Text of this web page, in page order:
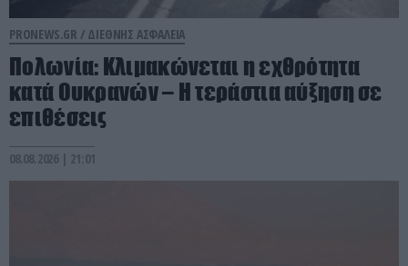
PRONEWS.GR / ΔΙΕΘΝΗΣ ΑΣΦΑΛΕΙΑ
Πολωνία: Κλιμακώνεται η εχθρότητα
κατά Ουκρανών – Η τεράστια αύξηση σε
επιθέσεις
08.08.2026 | 21:01